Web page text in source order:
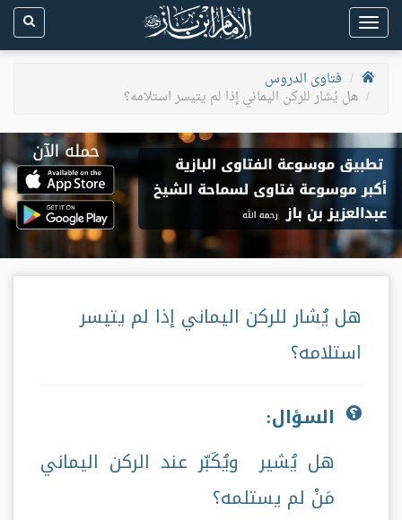
Toggle
navigation
فتاوى الدروس
هل يُشار للركن اليماني إذا لم يتيسر استلامه؟
هل يُشار للركن اليماني إذا لم يتيسر
استلامه؟
السؤال:
هل يُشير ويُكَبّر عند الركن اليماني
مَنْ لم يستلمه؟